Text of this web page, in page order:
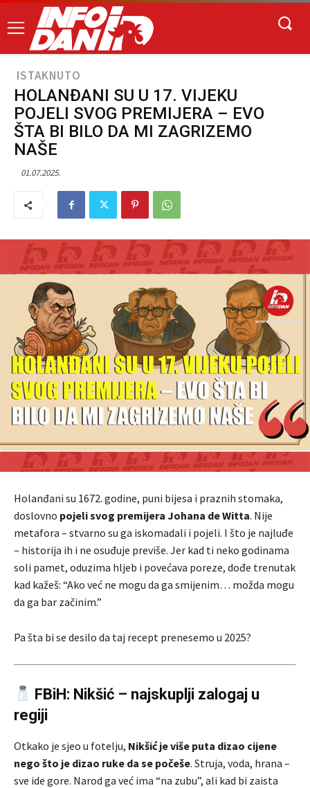
ISTAKNUTO
HOLANĐANI SU U 17. VIJEKU
POJELI SVOG PREMIJERA – EVO
ŠTA BI BILO DA MI ZAGRIZEMO
NAŠE
01.07.2025.
Holanđani su 1672. godine, puni bijesa i praznih stomaka,
doslovno pojeli svog premijera Johana de Witta. Nije
metafora – stvarno su ga iskomadali i pojeli. I što je najluđe
– historija ih i ne osuđuje previše. Jer kad ti neko godinama
soli pamet, oduzima hljeb i povećava poreze, dođe trenutak
kad kažeš: “Ako već ne mogu da ga smijenim… možda mogu
da ga bar začinim.”
Pa šta bi se desilo da taj recept prenesemo u 2025?
FBiH: Nikšić – najskuplji zalogaj u
regiji
Otkako je sjeo u fotelju, Nikšić je više puta dizao cijene
nego što je dizao ruke da se počeše. Struja, voda, hrana –
sve ide gore. Narod ga već ima “na zubu”, ali kad bi zaista